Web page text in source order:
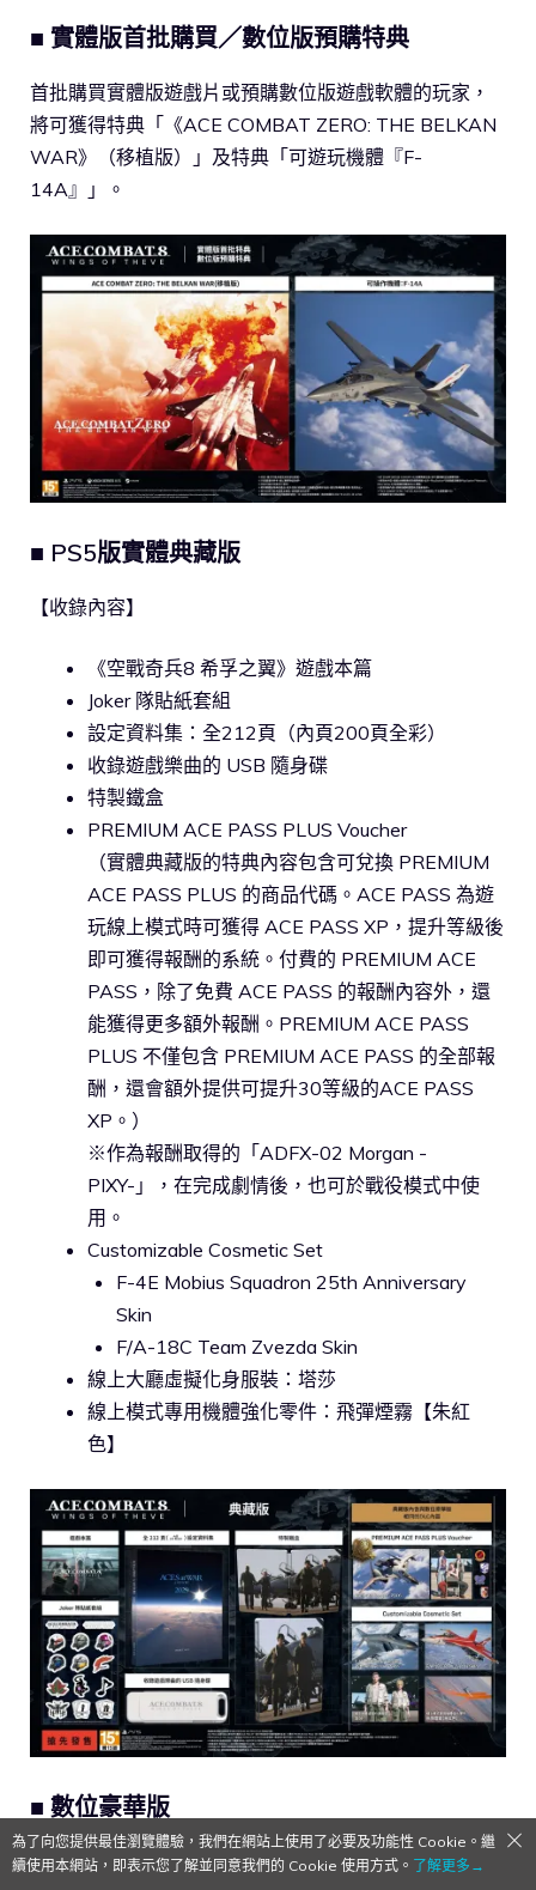
■ 實體版首批購買／數位版預購特典
首批購買實體版遊戲片或預購數位版遊戲軟體的玩家，
將可獲得特典「《ACE COMBAT ZERO: THE BELKAN
WAR》（移植版）」及特典「可遊玩機體『F-
14A』」。
■ PS5版實體典藏版
【收錄內容】
《空戰奇兵8 希孚之翼》遊戲本篇
Joker 隊貼紙套組
設定資料集：全212頁（內頁200頁全彩）
收錄遊戲樂曲的 USB 隨身碟
特製鐵盒
PREMIUM ACE PASS PLUS Voucher
（實體典藏版的特典內容包含可兌換 PREMIUM
ACE PASS PLUS 的商品代碼。ACE PASS 為遊
玩線上模式時可獲得 ACE PASS XP，提升等級後
即可獲得報酬的系統。付費的 PREMIUM ACE
PASS，除了免費 ACE PASS 的報酬內容外，還
能獲得更多額外報酬。PREMIUM ACE PASS
PLUS 不僅包含 PREMIUM ACE PASS 的全部報
酬，還會額外提供可提升30等級的ACE PASS
XP。）
※作為報酬取得的「ADFX-02 Morgan -
PIXY-」，在完成劇情後，也可於戰役模式中使
用。
Customizable Cosmetic Set
F-4E Mobius Squadron 25th Anniversary
Skin
F/A-18C Team Zvezda Skin
線上大廳虛擬化身服裝：塔莎
線上模式專用機體強化零件：飛彈煙霧【朱紅
色】
■ 數位豪華版
【收錄內容】
為了向您提供最佳瀏覽體驗，我們在網站上使用了必要及功能性 Cookie。繼
續使用本網站，即表示您了解並同意我們的 Cookie 使用方式。 了解更多→